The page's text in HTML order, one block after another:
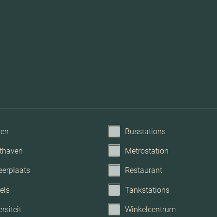
Busstations
Metrostation
Restaurant
Tankstations
Winkelcentrum